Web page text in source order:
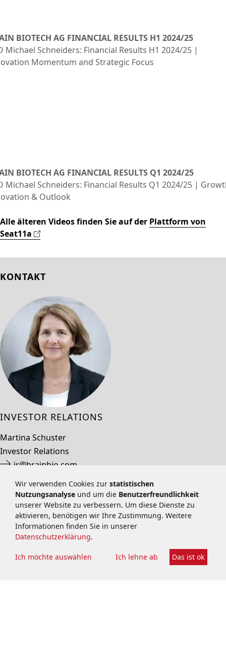
BIOTECH AG FINANCIAL RESULTS H1 2024/25
Michael Schneiders: Financial Results H1 2024/25 |
Momentum and Strategic Focus
BIOTECH AG FINANCIAL RESULTS Q1 2024/25
Michael Schneiders: Financial Results Q1 2024/25 |
& Outlook
Alle älteren Videos finden Sie auf der Plattform von
Seat11a
KONTAKT
INVESTOR RELATIONS
Martina Schuster
Investor Relations
ir@brainbio.com
+49 6251 9331 69
Datenschutzerklärung
Impressum
Kontakt
Cookie-Settings
Wir verwenden Cookies zur statistischen
Nutzungsanalyse und um die Benutzerfreundlichkeit
unserer Website zu verbessern. Um diese Dienste zu
aktivieren, benötigen wir Ihre Zustimmung. Weitere
Informationen finden Sie in unserer
Datenschutzerklärung.
Ich möchte auswählen Ich lehne ab Das ist ok